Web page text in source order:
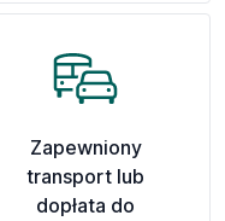
Zapewniony
transport lub
dopłata do